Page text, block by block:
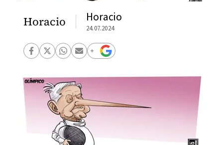
Horacio Horacio
24.07.2024